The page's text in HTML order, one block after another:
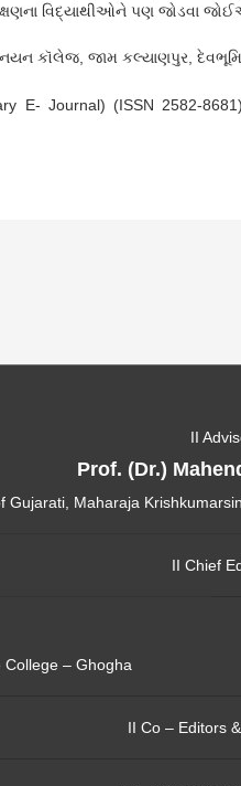
વિદ્યાથીઓને પણ જોડવા
કૉલેજ, જામ કલ્યાણપુર, દેવભૂમિ
E- Journal) (ISSN 2582-
II
Prof. (Dr.)
Gujarati, Maharaja
II Chief
– Ghogha
II Co – Editors